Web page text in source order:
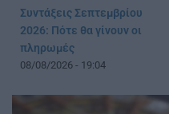
Συντάξεις Σεπτεμβρίου
2026: Πότε θα γίνουν οι
πληρωμές
08/08/2026 - 19:04